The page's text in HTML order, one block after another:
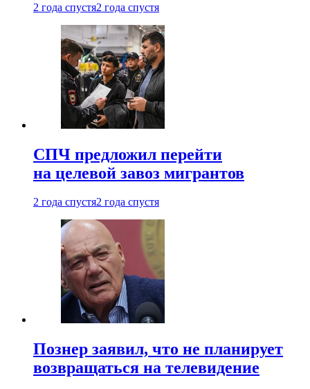
2 года спустя2 года спустя
СПЧ предложил перейти
на целевой завоз мигрантов
2 года спустя2 года спустя
Познер заявил, что не планирует
возвращаться на телевидение